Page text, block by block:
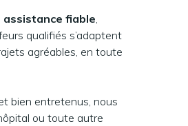
assistance fiable
qualifiés s’adaptent
agréables, en toute
bien entretenus, nous
ou toute autre